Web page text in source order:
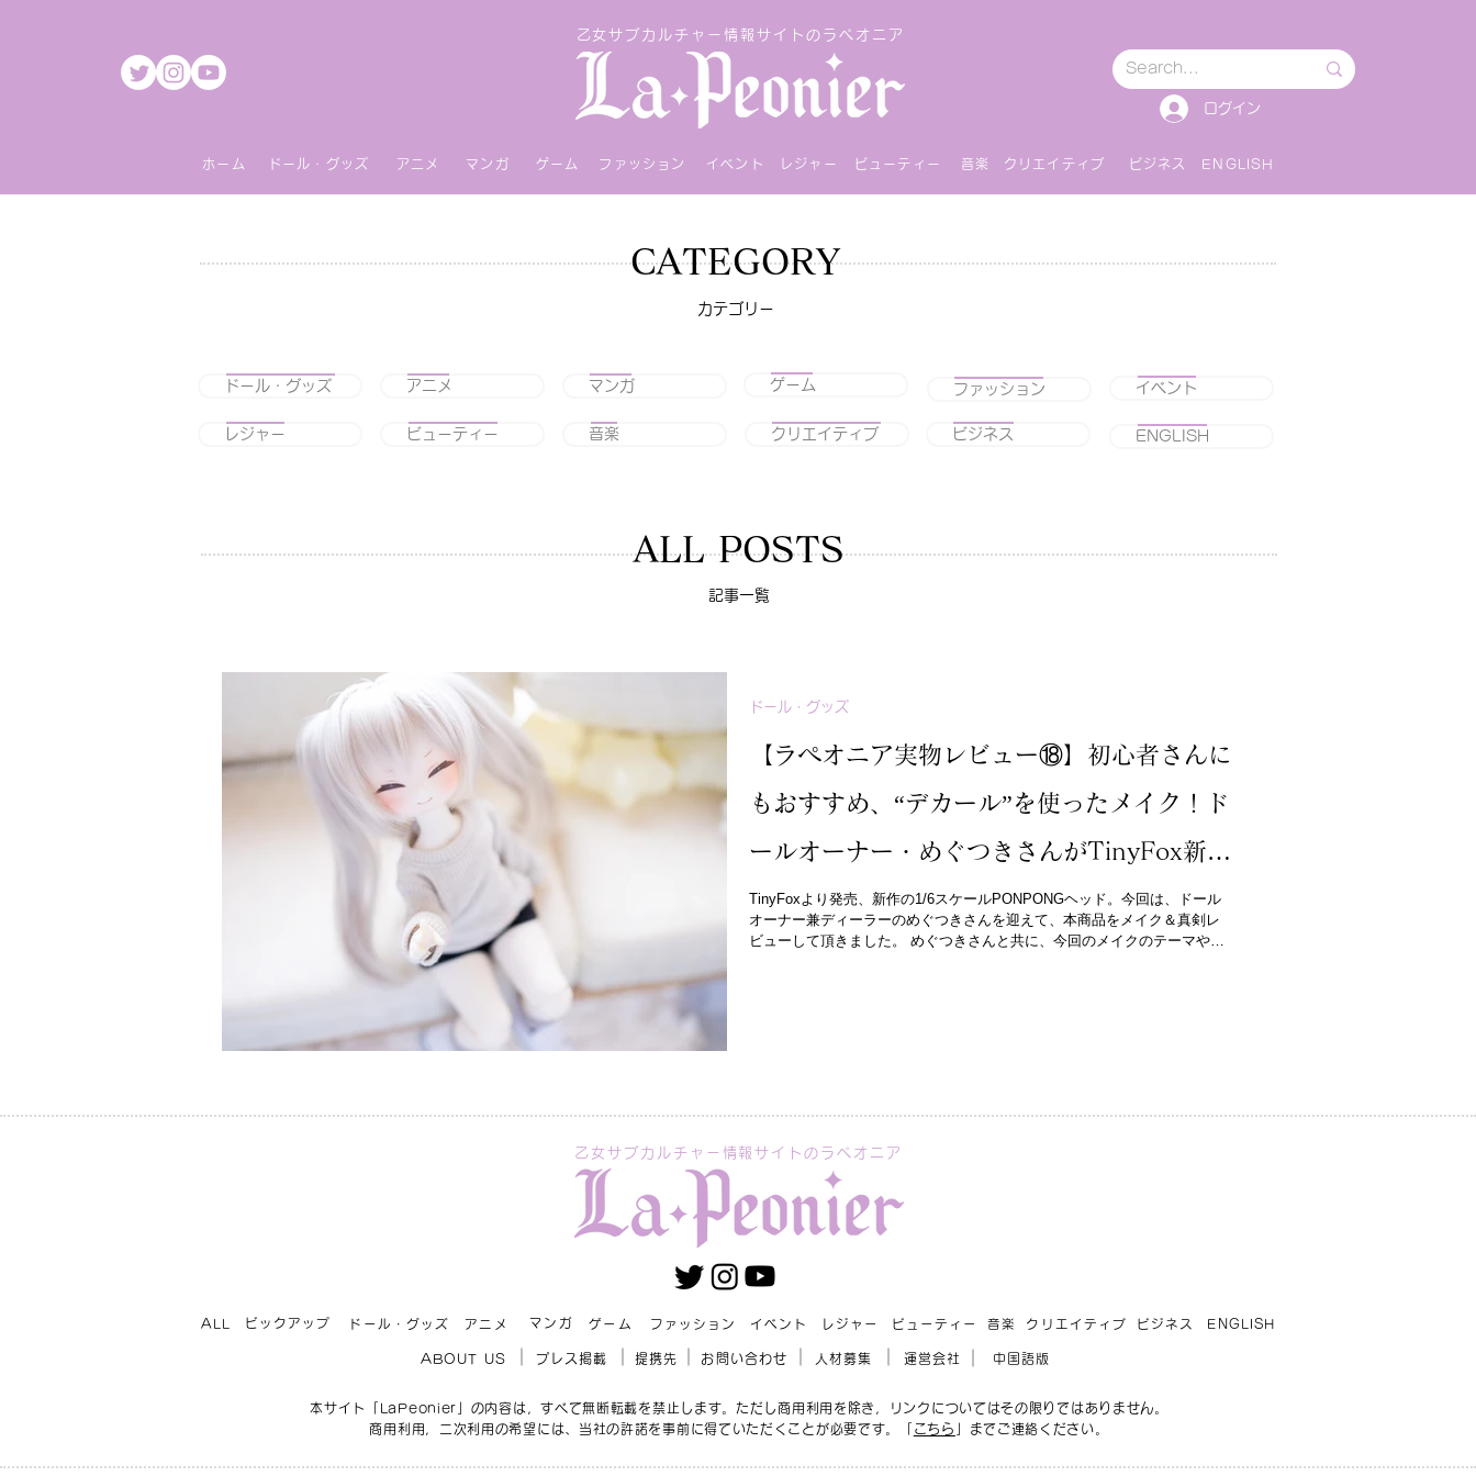
乙女サブカルチャー情報サイトのラペオニア
ログイン
ホーム ドール・グッズ アニメ マンガ ゲーム ファッション イベント レジャー ビューティー 音楽 クリエイティブ ビジネス ENGLISH
CATEGORY
カテゴリー
ゲーム
ドール・グッズ
レジャー
アニメ
ビューティー
マンガ
音楽 クリエイティブ
ファッション
ビジネス
イベント
ENGLISH
ALL POSTS
記事一覧
【ラペオニア実物レビュー⑱】初心者さんに
もおすすめ、“デカール”を使ったメイク！ド
ールオーナー・めぐつきさんがTinyFox新作
PONPONGヘッドをレビュー！
TinyFoxより発売、新作の1/6スケールPONPONGヘッド。今回は、ドール
オーナー兼ディーラーのめぐつきさんを迎えて、本商品をメイク＆真剣レ
ビューして頂きました。 めぐつきさんと共に、今回のメイクのテーマや実
ドール・グッズ
乙女サブカルチャー情報サイトのラペオニア
ALL ビックアップ ドール・グッズ アニメ マンガ ゲーム ファッション イベント ビューティー 音楽 クリエイティブ ビジネス ENGLISH
レジャー
ABOUT US プレス掲載 提携先 お問い合わせ 人材募集 運営会社 中国語版
本サイト「LaPeonier」の内容は，すべて無断転載を禁止します。ただし商用利用を除き，リンクについてはその限りではありません。
商用利用，二次利用の希望には、当社の許諾を事前に得ていただくことが必要です。「
こちら 」までご連絡ください。